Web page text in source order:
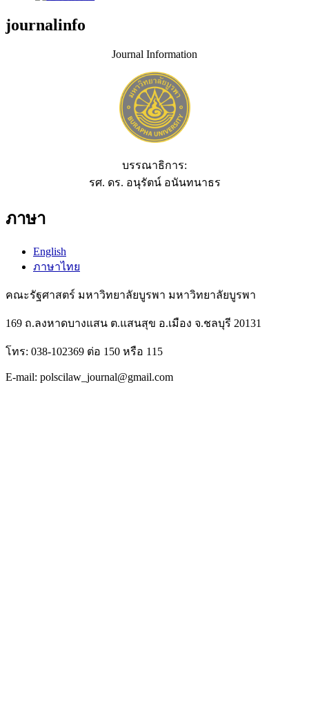
journalinfo
Journal Information
บรรณาธิการ:
รศ. ดร. อนุรัตน์ อนันทนาธร
ภาษา
English
ภาษาไทย
คณะรัฐศาสตร์ มหาวิทยาลัยบูรพา มหาวิทยาลัยบูรพา
169 ถ.ลงหาดบางแสน ต.แสนสุข อ.เมือง จ.ชลบุรี 20131
โทร: 038-102369 ต่อ 150 หรือ 115
E-mail: polscilaw_journal@gmail.com